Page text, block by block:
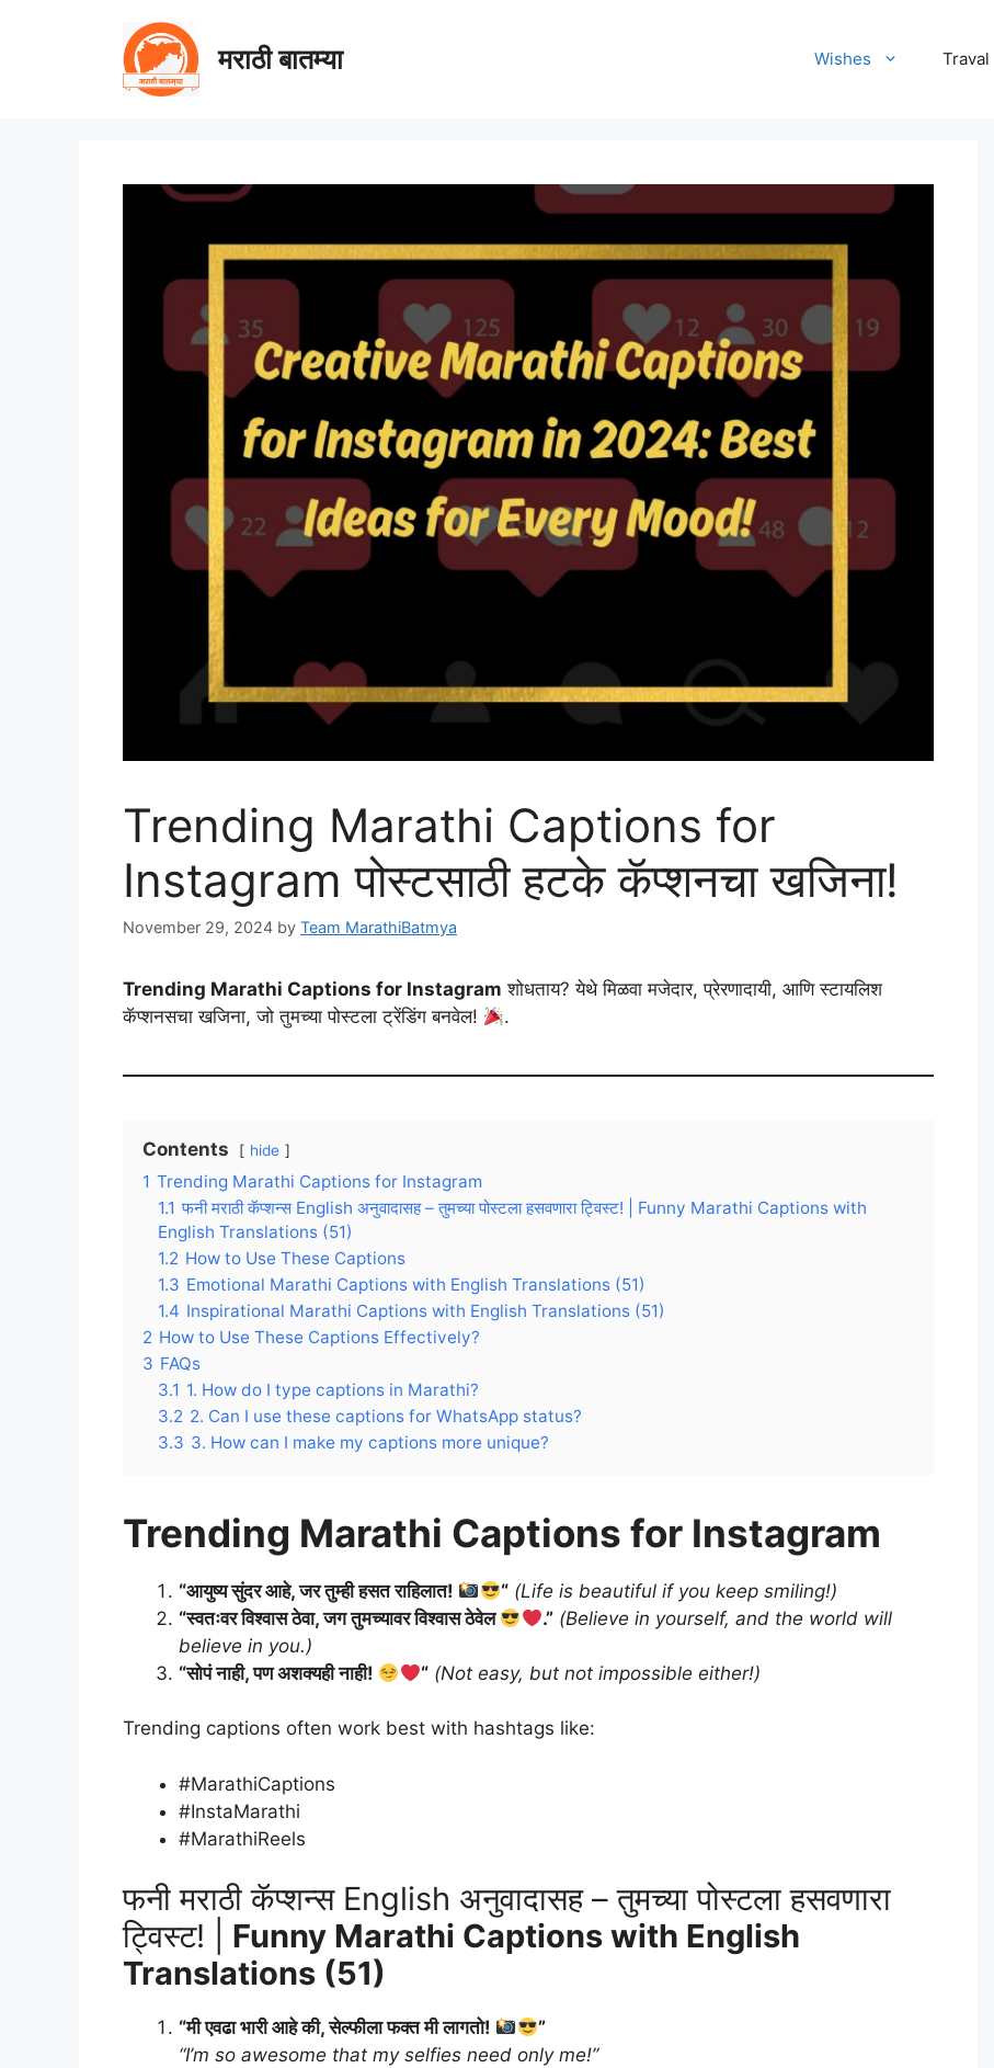
मराठी बातम्या Wishes Traval
Trending Marathi Captions for
Instagram पोस्टसाठी हटके कॅप्शनचा खजिना!
November 29, 2024 by Team MarathiBatmya
Trending Marathi Captions for Instagram शोधताय? येथे मिळवा मजेदार, प्रेरणादायी, आणि स्टायलिश
कॅप्शनसचा खजिना, जो तुमच्या पोस्टला ट्रेंडिंग बनवेल!
.
Contents hide
1 Trending Marathi Captions for Instagram
1.1 फनी मराठी कॅप्शन्स English अनुवादासह – तुमच्या पोस्टला हसवणारा ट्विस्ट! | Funny Marathi Captions with
English Translations (51)
1.2 How to Use These Captions
1.3 Emotional Marathi Captions with English Translations (51)
1.4 Inspirational Marathi Captions with English Translations (51)
2 How to Use These Captions Effectively?
3 FAQs
3.1 1. How do I type captions in Marathi?
3.2 2. Can I use these captions for WhatsApp status?
3.3 3. How can I make my captions more unique?
Trending Marathi Captions for Instagram
“आयुष्य सुंदर आहे, जर तुम्ही हसत राहिलात! “ (Life is beautiful if you keep smiling!)
“स्वतःवर विश्वास ठेवा, जग तुमच्यावर विश्वास ठेवेल
.” (Believe in yourself, and the world will
believe in you.)
“सोपं नाही, पण अशक्यही नाही!
“ (Not easy, but not impossible either!)
Trending captions often work best with hashtags like:
#MarathiCaptions
#InstaMarathi
#MarathiReels
फनी मराठी कॅप्शन्स English अनुवादासह – तुमच्या पोस्टला हसवणारा
ट्विस्ट! | Funny Marathi Captions with English
Translations (51)
“मी एवढा भारी आहे की, सेल्फीला फक्त मी लागतो!
”
“I’m so awesome that my selfies need only me!”